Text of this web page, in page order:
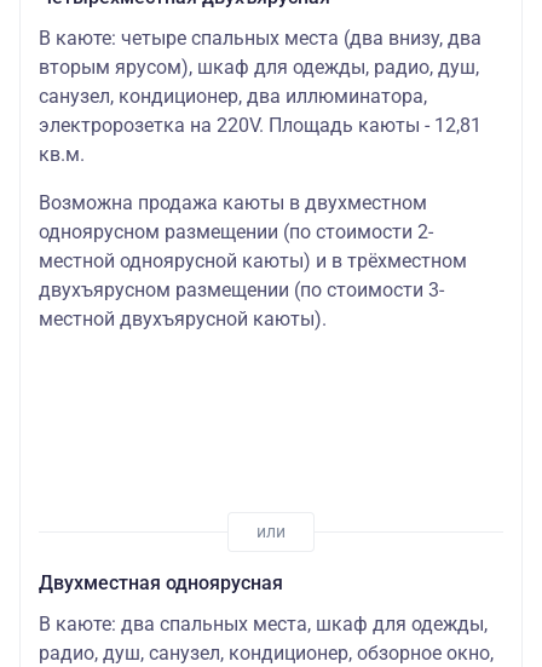
В каюте: четыре спальных места (два внизу, два
вторым ярусом), шкаф для одежды, радио, душ,
санузел, кондиционер, два иллюминатора,
электророзетка на 220V. Площадь каюты - 12,81
кв.м.
Возможна продажа каюты в двухместном
одноярусном размещении (по стоимости 2-
местной одноярусной каюты) и в трёхместном
двухъярусном размещении (по стоимости 3-
местной двухъярусной каюты).
Двухместная одноярусная
В каюте: два спальных места, шкаф для одежды,
радио, душ, санузел, кондиционер, обзорное окно,